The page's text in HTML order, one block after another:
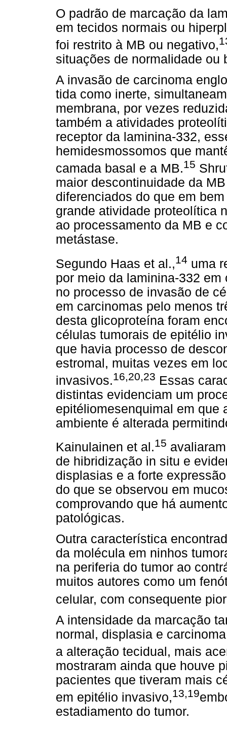
O padrão de marcação da
em tecidos normais ou
foi restrito à MB ou negativo,
situações de normalidade ou
A invasão de carcinoma
tida como inerte,
membrana, por vezes
também a atividades
receptor da laminina-332,
hemidesmossomos que
camada basal e a MB.15
maior descontinuidade da
diferenciados do que em
grande atividade proteolítica
ao processamento da MB e
metástase.
Segundo Haas et al.,14 uma
por meio da laminina-332
no processo de invasão de
em carcinomas pelo menos
desta glicoproteína foram
células tumorais de epitélio
que havia processo de
estromal, muitas vezes em
invasivos.16,20,23 Essas
distintas evidenciam um
epitéliomesenquimal em que
ambiente é alterada
Kainulainen et al.15
de hibridização in situ e
displasias e a forte
do que se observou em
comprovando que há
patológicas.
Outra característica
da molécula em ninhos
na periferia do tumor ao
muitos autores como um
celular, com consequente
A intensidade da marcação
normal, displasia e
a alteração tecidual, mais
mostraram ainda que houve
pacientes que tiveram mais
em epitélio invasivo,13,19
estadiamento do tumor.